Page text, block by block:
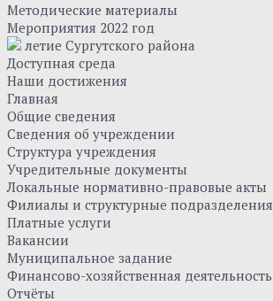
Методические материалы
Мероприятия 2022 год
летие Сургутского района
Доступная среда
Наши достижения
Главная
Общие сведения
Сведения об учреждении
Структура учреждения
Учредительные документы
Локальные нормативно-правовые акты
Филиалы и структурные подразделения
Платные услуги
Вакансии
Муниципальное задание
Финансово-хозяйственная деятельность
Отчёты